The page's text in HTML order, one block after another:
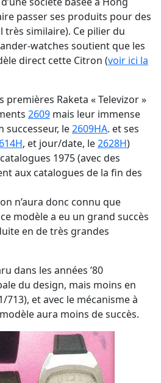
passer ses produits pour des
très similaire). Ce pilier du
watches soutient que les
direct cette Citron (voir ici la
premières Raketa « Televizor »
2609 mais leur immense
le2609HA. et ses
, et jour/date, le2628H)
1975 (avec des
aux catalogues de la fin des
n’aura donc connu que
modèle a eu un grand succès
en de très grandes
dans les années ’80
du design, mais moins en
et avec le mécanisme à
aura moins de succès.